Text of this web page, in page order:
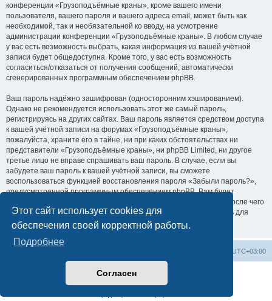
Этот сайт использует cookies для
обеспечения своей корректной работы.
Подробнее
Согласен
конференции «Грузоподъёмные краны», кроме вашего имени
пользователя, вашего пароля и вашего адреса email, может быть как
необходимой, так и необязательной ко вводу, на усмотрение
администрации конференции «Грузоподъёмные краны». В любом случае
у вас есть возможность выбрать, какая информация из вашей учётной
записи будет общедоступна. Кроме того, у вас есть возможность
согласиться/отказаться от получения сообщений, автоматически
сгенерированных программным обеспечением phpBB.
Ваш пароль надёжно зашифрован (односторонним хэшированием).
Однако не рекомендуется использовать этот же самый пароль,
регистрируясь на других сайтах. Ваш пароль является средством доступа
к вашей учётной записи на форумах «Грузоподъёмные краны»,
пожалуйста, храните его в тайне, ни при каких обстоятельствах ни
представители «Грузоподъёмные краны», ни phpBB Limited, ни другое
третье лицо не вправе спрашивать ваш пароль. В случае, если вы
забудете ваш пароль к вашей учётной записи, вы сможете
воспользоваться функцией восстановления пароля «Забыли пароль?»,
предусмотренной программным обеспечением phpBB. Вам будет
необходимо ввести ваше имя пользователя и ваш адрес email, после чего
программное обеспечение phpBB сгенерирует вам новый пароль для
вашей учётной записи.
UTC+03:00
Создано на основеphpBB® Forum Software © phpBB Limited
Русская поддержка phpBB